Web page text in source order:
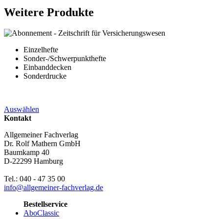
Weitere Produkte
Einzelhefte
Sonder-/Schwerpunkthefte
Einbanddecken
Sonderdrucke
Auswählen
Kontakt
Allgemeiner Fachverlag
Dr. Rolf Mathern GmbH
Baumkamp 40
D-22299 Hamburg
Tel.: 040 - 47 35 00
info@allgemeiner-fachverlag.de
Bestellservice
AboClassic